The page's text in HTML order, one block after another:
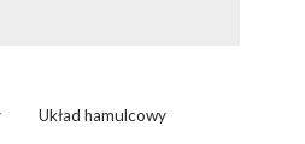
Układ hamulcowy